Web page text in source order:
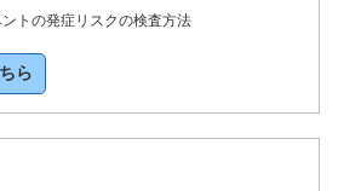
トの発症リスクの検査方法
ら